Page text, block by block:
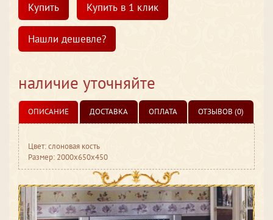
Купить
Купить в 1 клик
Нашли дешевле?
наличие уточняйте
ОПИСАНИЕ ДОСТАВКА ОПЛАТА ОТЗЫВОВ (0)
Цвет: слоновая кость
Размер: 2000x650x450